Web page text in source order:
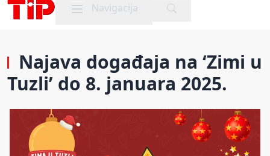
Mobile menu
Navigacija
Najava događaja na ‘Zimi u
Tuzli’ do 8. januara 2025.